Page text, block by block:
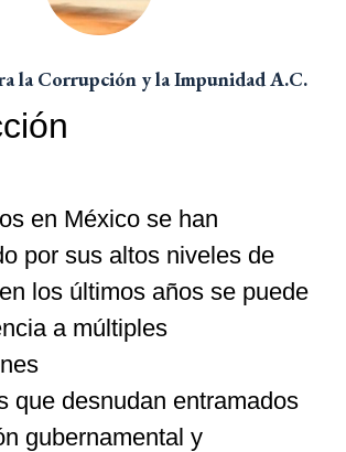
la Corrupción y la Impunidad A.C.
en México se han
por sus altos niveles de
los últimos años se puede
a múltiples
que desnudan entramados
gubernamental y